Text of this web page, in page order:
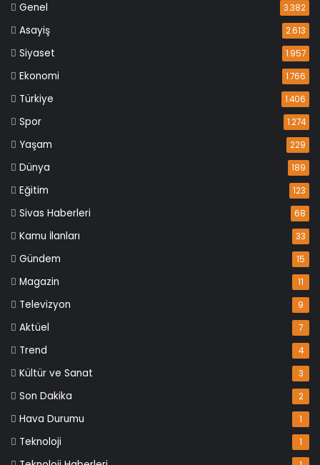
Genel 3.382
Asayiş 2.613
Siyaset 1.957
Ekonomi 1.766
Türkiye 1.406
Spor 1.274
Yaşam 229
Dünya 189
Eğitim 123
Sivas Haberleri 68
Kamu İlanları 33
Gündem 15
Magazin 11
Televizyon 9
Aktüel 7
Trend 4
Kültür ve Sanat 3
Son Dakika 2
Hava Durumu 1
Teknoloji 1